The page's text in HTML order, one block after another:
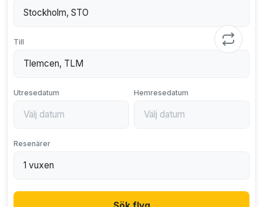
Till
Utresedatum Hemresedatum
Resenärer